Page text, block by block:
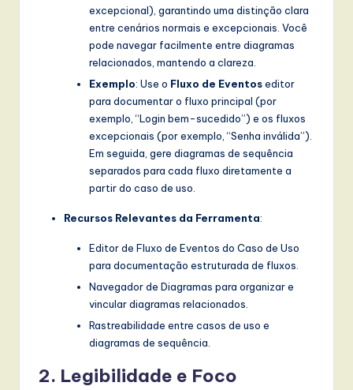
excepcional), garantindo uma distinção clara
entre cenários normais e excepcionais. Você
pode navegar facilmente entre diagramas
relacionados, mantendo a clareza.
Exemplo: Use o Fluxo de Eventoseditor
para documentar o fluxo principal (por
exemplo, “Login bem-sucedido”) e os fluxos
excepcionais (por exemplo, “Senha inválida”).
Em seguida, gere diagramas de sequência
separados para cada fluxo diretamente a
partir do caso de uso.
Recursos Relevantes da Ferramenta:
Editor de Fluxo de Eventos do Caso de Uso
para documentação estruturada de fluxos.
Navegador de Diagramas para organizar e
vincular diagramas relacionados.
Rastreabilidade entre casos de uso e
diagramas de sequência.
2. Legibilidade e Foco